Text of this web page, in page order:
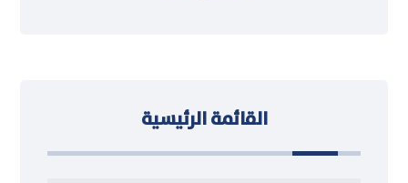
القائمة الرئيسية